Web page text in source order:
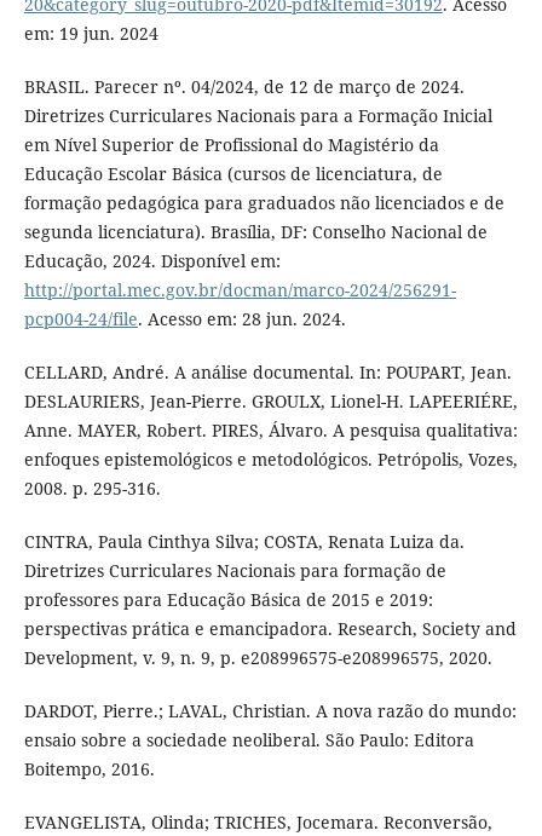
em: 19 jun. 2024
BRASIL. Parecer nº. 04/2024, de 12 de março de 2024.
Diretrizes Curriculares Nacionais para a Formação Inicial
em Nível Superior de Profissional do Magistério da
Educação Escolar Básica (cursos de licenciatura, de
formação pedagógica para graduados não licenciados e de
segunda licenciatura). Brasília, DF: Conselho Nacional de
Educação, 2024. Disponível em:
http://portal.mec.gov.br/docman/marco-2024/256291-
pcp004-24/file. Acesso em: 28 jun. 2024.
CELLARD, André. A análise documental. In: POUPART, Jean.
DESLAURIERS, Jean-Pierre. GROULX, Lionel-H. LAPEERIÉRE,
Anne. MAYER, Robert. PIRES, Álvaro. A pesquisa qualitativa:
enfoques epistemológicos e metodológicos. Petrópolis, Vozes,
2008. p. 295-316.
CINTRA, Paula Cinthya Silva; COSTA, Renata Luiza da.
Diretrizes Curriculares Nacionais para formação de
professores para Educação Básica de 2015 e 2019:
perspectivas prática e emancipadora. Research, Society and
Development, v. 9, n. 9, p. e208996575-e208996575, 2020.
DARDOT, Pierre.; LAVAL, Christian. A nova razão do mundo:
ensaio sobre a sociedade neoliberal. São Paulo: Editora
Boitempo, 2016.
EVANGELISTA, Olinda; TRICHES, Jocemara. Reconversão,